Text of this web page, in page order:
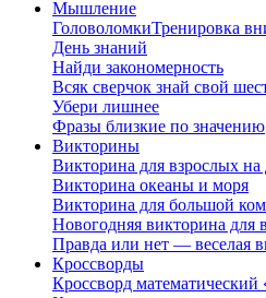
Мышление
ГоловоломкиТренировка
День знаний
Найди закономерность
Всяк сверчок знай свой
Убери лишнее
Фразы близкие по значению
Викторины
Викторина для взрослых
Викторина океаны и моря
Викторина для большой
Новогодняя викторина для
Правда или нет — веселая
Кроссворды
Кроссворд математический